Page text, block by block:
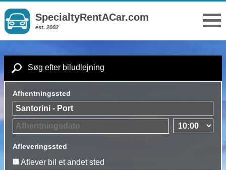
SpecialtyRentACar.com
est. 2002
Søg efter biludlejning
Afhentningssted
Afleveringssted
Aflever bil et andet sted